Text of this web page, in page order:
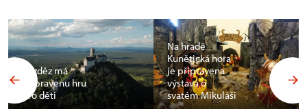
Bezděz má
připravenu hru
pro děti
Na hradě
Kunětická hora
je připravena
výstava o
svatém Mikuláši